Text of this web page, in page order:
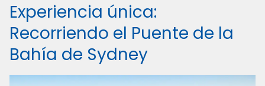
Experiencia única:
Recorriendo el Puente de la
Bahía de Sydney